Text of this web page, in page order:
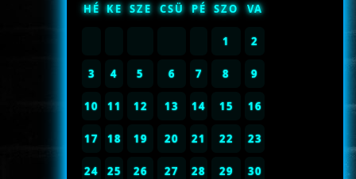
HÉ KE SZE CSÜ PÉ SZO VA
1 2
3 4 5 6 7 8 9
10 11 12 13 14 15 16
17 18 19 20 21 22 23
24 25 26 27 28 29 30